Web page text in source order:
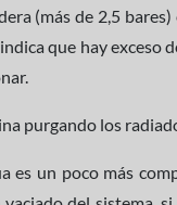
(más de 2,5
que hay exceso
purgando los
es un poco más